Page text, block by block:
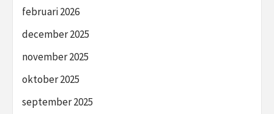
februari 2026
december 2025
november 2025
oktober 2025
september 2025